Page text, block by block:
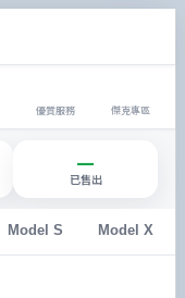
優質服務 傑克專區
—
已售出
Model S Model X